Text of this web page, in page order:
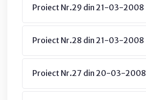
Proiect Nr.29 din 21-03-2008
Proiect Nr.28 din 21-03-2008
Proiect Nr.27 din 20-03-2008